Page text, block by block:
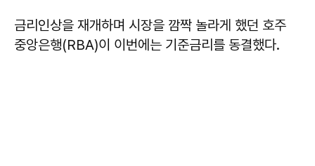
금리인상을 재개하며 시장을 깜짝 놀라게 했던 호주
중앙은행(RBA)이 이번에는 기준금리를 동결했다.